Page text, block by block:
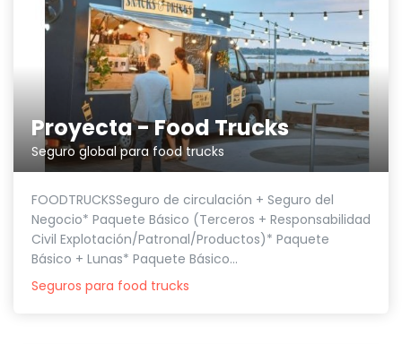
Proyecta - Food Trucks
Seguro global para food trucks
FOODTRUCKSSeguro de circulación + Seguro del
Negocio* Paquete Básico (Terceros + Responsabilidad
Civil Explotación/Patronal/Productos)* Paquete
Básico + Lunas* Paquete Básico...
Seguros para food trucks